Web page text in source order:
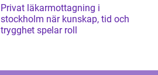
Privat läkarmottagning i
stockholm när kunskap, tid och
trygghet spelar roll